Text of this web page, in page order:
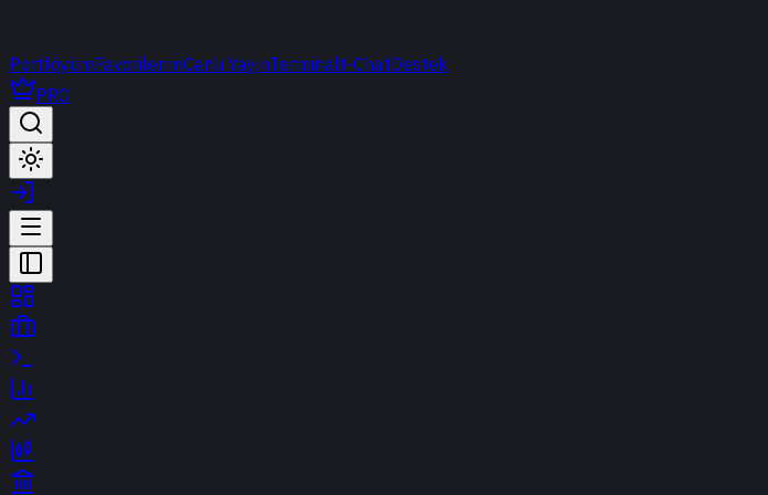
PortföyümFavorilerimCanlı YayınTerminalt-ChatDestek
PRO